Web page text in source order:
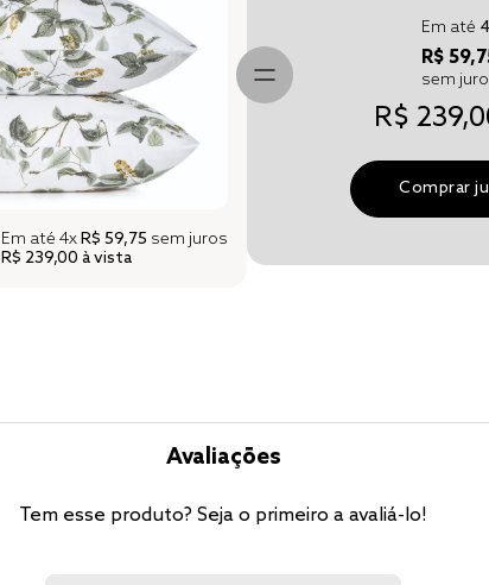
Em até 4xR$ 59,75 sem juros
R$ 239,00 à vista
Em até 4
R$
sem
R$
Comprar
Avaliações
Tem esse produto? Seja o primeiro a avaliá-lo!